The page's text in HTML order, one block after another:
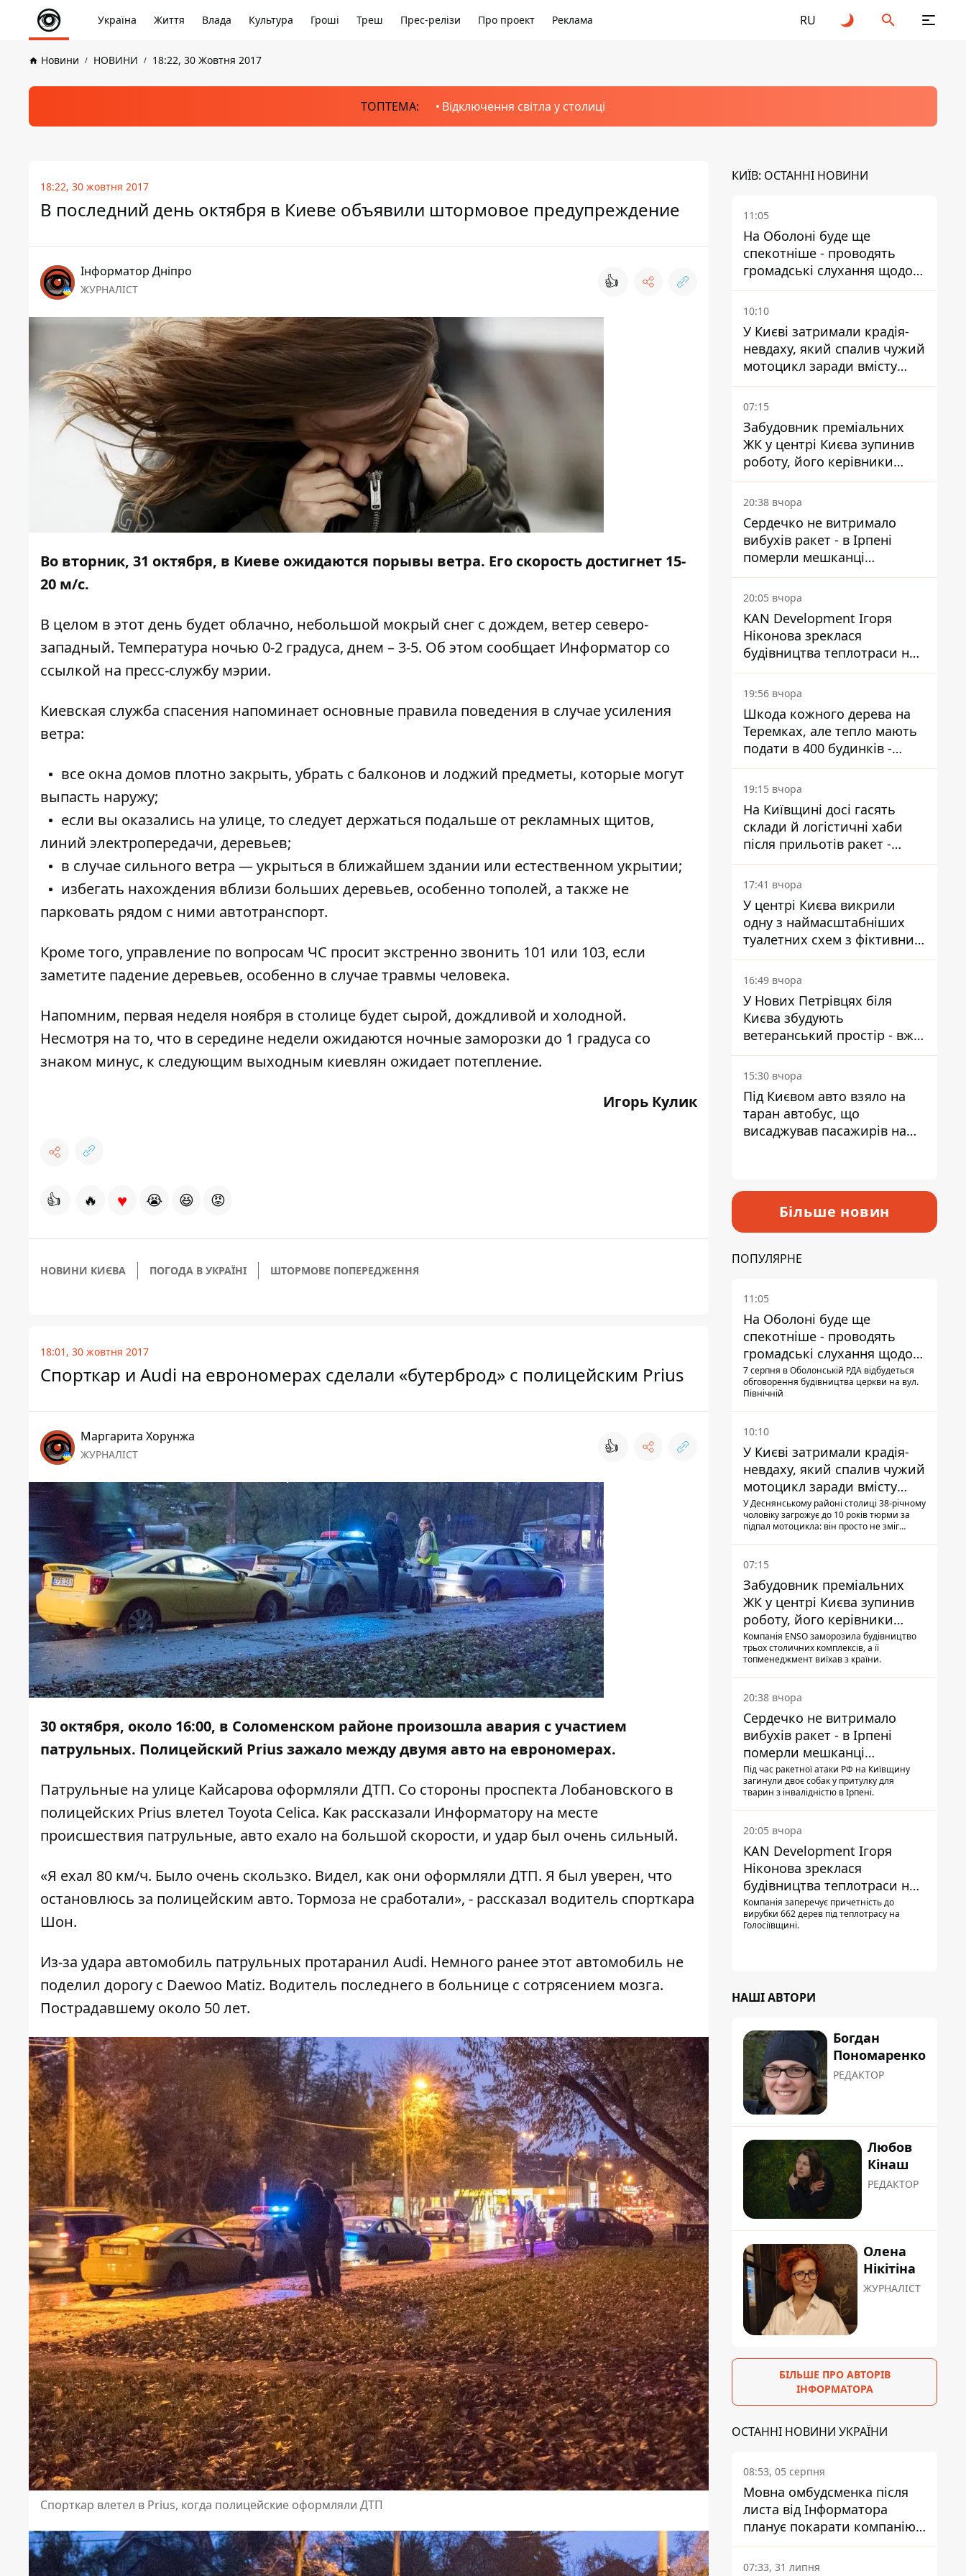
Україна Життя Влада Культура Гроші Треш Прес-релізи Про проект Реклама RU
Новини НОВИНИ 18:22, 30 Жовтня 2017
ТОПТЕМА: Відключення світла у столиці
18:22, 30 жовтня 2017
В последний день октября в Киеве объявили штормовое предупреждение
Інформатор Дніпро
ЖУРНАЛІСТ 👍
Во вторник, 31 октября, в Киеве ожидаются порывы ветра. Его скорость достигнет 15-
20 м/с.
В целом в этот день будет облачно, небольшой мокрый снег с дождем, ветер северо-
западный. Температура ночью 0-2 градуса, днем – 3-5. Об этом сообщает Информатор со
ссылкой на пресс-службу мэрии.
Киевская служба спасения напоминает основные правила поведения в случае усиления
ветра:
все окна домов плотно закрыть, убрать с балконов и лоджий предметы, которые могут
выпасть наружу;
если вы оказались на улице, то следует держаться подальше от рекламных щитов,
линий электропередачи, деревьев;
в случае сильного ветра — укрыться в ближайшем здании или естественном укрытии;
избегать нахождения вблизи больших деревьев, особенно тополей, а также не
парковать рядом с ними автотранспорт.
Кроме того, управление по вопросам ЧС просит экстренно звонить 101 или 103, если
заметите падение деревьев, особенно в случае травмы человека.
Напомним, первая неделя ноября в столице будет сырой, дождливой и холодной.
Несмотря на то, что в середине недели ожидаются ночные заморозки до 1 градуса со
знаком минус, к следующим выходным киевлян ожидает потепление.
Игорь Кулик
👍 🔥 ♥ 😭 😆 😡
НОВИНИ КИЄВА ПОГОДА В УКРАЇНІ ШТОРМОВЕ ПОПЕРЕДЖЕННЯ
18:01, 30 жовтня 2017
Спорткар и Audi на еврономерах сделали «бутерброд» c полицейским Prius
Маргарита Хорунжа
ЖУРНАЛІСТ 👍
30 октября, около 16:00, в Соломенском районе произошла авария с участием
патрульных. Полицейский Prius зажало между двумя авто на еврономерах.
Патрульные на улице Кайсарова оформляли ДТП. Со стороны проспекта Лобановского в
полицейских Prius влетел Toyota Celica. Как рассказали Информатору на месте
происшествия патрульные, авто ехало на большой скорости, и удар был очень сильный.
«Я ехал 80 км/ч. Было очень скользко. Видел, как они оформляли ДТП. Я был уверен, что
остановлюсь за полицейским авто. Тормоза не сработали», - рассказал водитель спорткара
Шон.
Из-за удара автомобиль патрульных протаранил Audi. Немного ранее этот автомобиль не
поделил дорогу с Daewoo Matiz. Водитель последнего в больнице с сотрясением мозга.
Пострадавшему около 50 лет.
Спорткар влетел в Prius, когда полицейские оформляли ДТП
КИЇВ: ОСТАННІ НОВИНИ
11:05
На Оболоні буде ще
спекотніше - проводять
громадські слухання щодо
храму УГКЦ на Північній
10:10
У Києві затримали крадія-
невдаху, який спалив чужий
мотоцикл заради вмісту
багажника
07:15
Забудовник преміальних
ЖК у центрі Києва зупинив
роботу, його керівники
втекли з України - Bihus.info
20:38 вчора
Сердечко не витримало
вибухів ракет - в Ірпені
померли мешканці
притулку для собак з
інвалідністю
20:05 вчора
KAN Development Ігоря
Ніконова зреклася
будівництва теплотраси на
Теремках
19:56 вчора
Шкода кожного дерева на
Теремках, але тепло мають
подати в 400 будинків -
депутатка Київради
19:15 вчора
На Київщині досі гасять
склади й логістичні хаби
після прильотів ракет -
ДСНС
17:41 вчора
У центрі Києва викрили
одну з наймасштабніших
туалетних схем з фіктивним
будинком
16:49 вчора
У Нових Петрівцях біля
Києва збудують
ветеранський простір - вже
знайшли проєктанта
15:30 вчора
Під Києвом авто взяло на
таран автобус, що
висаджував пасажирів на
Більше новин
ПОПУЛЯРНЕ
11:05
На Оболоні буде ще
спекотніше - проводять
громадські слухання щодо
храму УГКЦ на Північній
7 серпня в Оболонській РДА відбудеться
обговорення будівництва церкви на вул.
Північній
10:10
У Києві затримали крадія-
невдаху, який спалив чужий
мотоцикл заради вмісту
багажника
У Деснянському районі столиці 38-річному
чоловіку загрожує до 10 років тюрми за
підпал мотоцикла: він просто не зміг
07:15
Забудовник преміальних
ЖК у центрі Києва зупинив
роботу, його керівники
втекли з України - Bihus.info
Компанія ENSO заморозила будівництво
трьох столичних комплексів, а її
топменеджмент виїхав з країни.
20:38 вчора
Сердечко не витримало
вибухів ракет - в Ірпені
померли мешканці
притулку для собак з
інвалідністю
Під час ракетної атаки РФ на Київщину
загинули двоє собак у притулку для
тварин з інвалідністю в Ірпені.
20:05 вчора
KAN Development Ігоря
Ніконова зреклася
будівництва теплотраси на
Теремках
Компанія заперечує причетність до
вирубки 662 дерев під теплотрасу на
Голосіївщині.
НАШІ АВТОРИ
Богдан
Пономаренко
РЕДАКТОР
Любов
Кінаш
РЕДАКТОР
Олена
Нікітіна
ЖУРНАЛІСТ
БІЛЬШЕ ПРО АВТОРІВ
ІНФОРМАТОРА
ОСТАННІ НОВИНИ УКРАЇНИ
08:53, 05 серпня
Мовна омбудсменка після
листа від Інформатора
планує покарати компанію-
підрядника ПриватБанку
07:33, 31 липня